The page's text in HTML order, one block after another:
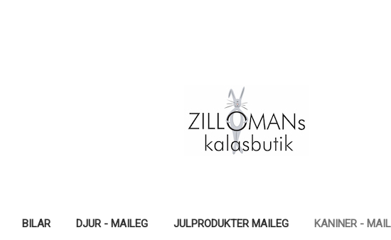
BILAR DJUR - MAILEG JULPRODUKTER MAILEG KANINER -